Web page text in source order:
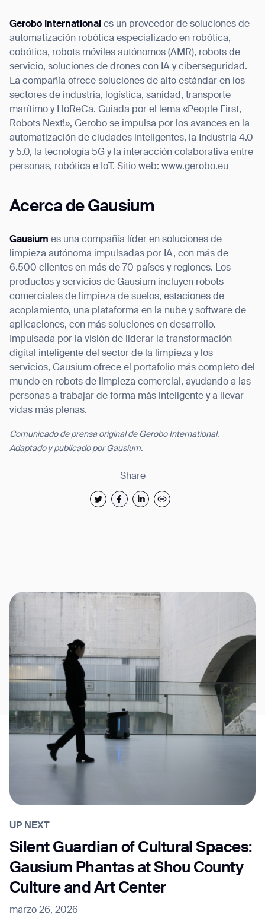
Gerobo International es un proveedor de soluciones de
automatización robótica especializado en robótica,
cobótica, robots móviles autónomos (AMR), robots de
servicio, soluciones de drones con IA y ciberseguridad.
La compañía ofrece soluciones de alto estándar en los
sectores de industria, logística, sanidad, transporte
marítimo y HoReCa. Guiada por el lema «People First,
Robots Next!», Gerobo se impulsa por los avances en la
automatización de ciudades inteligentes, la Industria 4.0
y 5.0, la tecnología 5G y la interacción colaborativa entre
personas, robótica e IoT. Sitio web: www.gerobo.eu
Acerca de Gausium
Gausium es una compañía líder en soluciones de
limpieza autónoma impulsadas por IA, con más de
6.500 clientes en más de 70 países y regiones. Los
productos y servicios de Gausium incluyen robots
comerciales de limpieza de suelos, estaciones de
acoplamiento, una plataforma en la nube y software de
aplicaciones, con más soluciones en desarrollo.
Impulsada por la visión de liderar la transformación
digital inteligente del sector de la limpieza y los
servicios, Gausium ofrece el portafolio más completo del
mundo en robots de limpieza comercial, ayudando a las
personas a trabajar de forma más inteligente y a llevar
vidas más plenas.
Comunicado de prensa original de Gerobo International.
Adaptado y publicado por Gausium.
Share
UP NEXT
Silent Guardian of Cultural Spaces:
Gausium Phantas at Shou County
Culture and Art Center
marzo 26, 2026